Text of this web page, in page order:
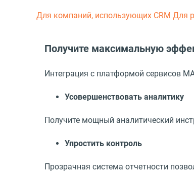
Для компаний, использующих CRM Для
Получите максимальную
Интеграция с платформой сервисов
Усовершенствовать аналитику
Получите мощный аналитический
Упростить контроль
Прозрачная система отчетности